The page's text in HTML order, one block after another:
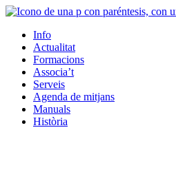
Info
Actualitat
Formacions
Associa’t
Serveis
Agenda de mitjans
Manuals
Història